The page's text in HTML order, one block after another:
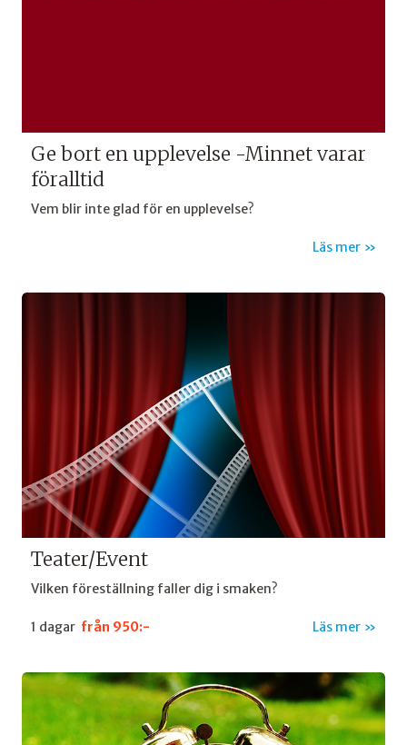
Ge bort en upplevelse -Minnet varar
föralltid
Vem blir inte glad för en upplevelse?
Läs mer
Teater/Event
Vilken föreställning faller dig i smaken?
1 dagar från 950:- Läs mer